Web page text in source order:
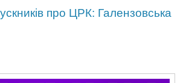
про ЦРК: Галензовська